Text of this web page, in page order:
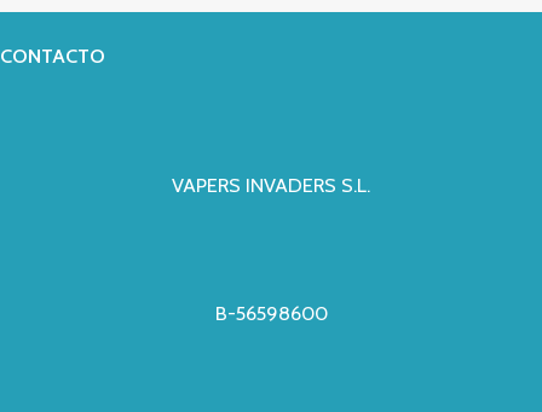
CONTACTO
VAPERS INVADERS S.L.
B-56598600